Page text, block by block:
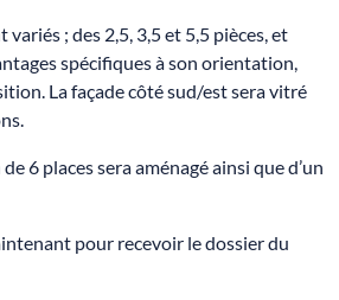
; des 2,5, 3,5 et 5,5 pièces, et
spécifiques à son orientation,
La façade côté sud/est sera vitré
6 places sera aménagé ainsi que d’un
pour recevoir le dossier du